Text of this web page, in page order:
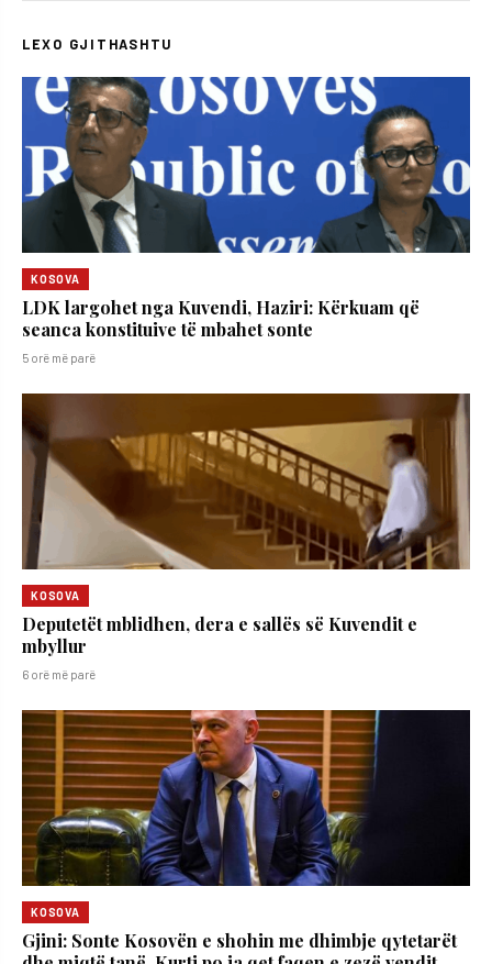
LEXO GJITHASHTU
KOSOVA
LDK largohet nga Kuvendi, Haziri: Kërkuam që
seanca konstituive të mbahet sonte
5 orë më parë
KOSOVA
Deputetët mblidhen, dera e sallës së Kuvendit e
mbyllur
6 orë më parë
KOSOVA
Gjini: Sonte Kosovën e shohin me dhimbje qytetarët